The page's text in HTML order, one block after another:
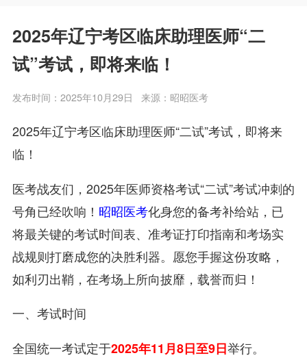
2025年辽宁考区临床助理医师“二
试”考试，即将来临！
发布时间：2025年10月29日 来源：昭昭医考
2025年辽宁考区临床助理医师“二试”考试，即将来
临！
医考战友们，2025年医师资格考试“二试”考试冲刺的
号角已经吹响！ 昭昭医考化身您的备考补给站，已
将最关键的考试时间表、准考证打印指南和考场实
战规则打磨成您的决胜利器。愿您手握这份攻略，
如利刃出鞘，在考场上所向披靡，载誉而归！
一、考试时间
全国统一考试定于2025年11月8日至9日举行。